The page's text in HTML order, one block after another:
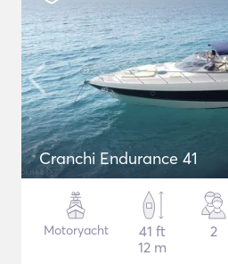
Cranchi Endurance 41
Motoryacht
41 ft
12 m
2